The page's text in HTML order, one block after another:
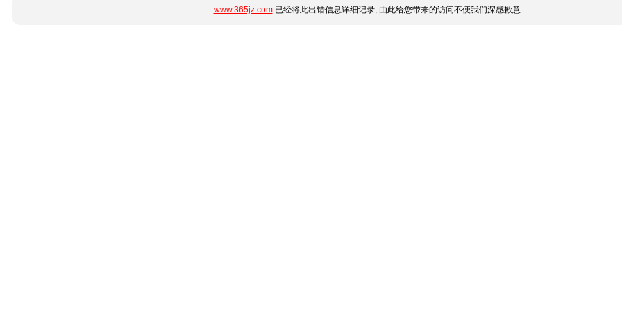
www.365jz.com已经将此出错信息详细记录, 由此给您带来的访问不便我们深感歉意.